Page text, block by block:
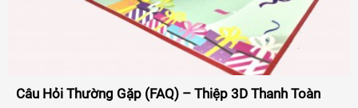
Câu Hỏi Thường Gặp (FAQ) – Thiệp 3D Thanh Toàn